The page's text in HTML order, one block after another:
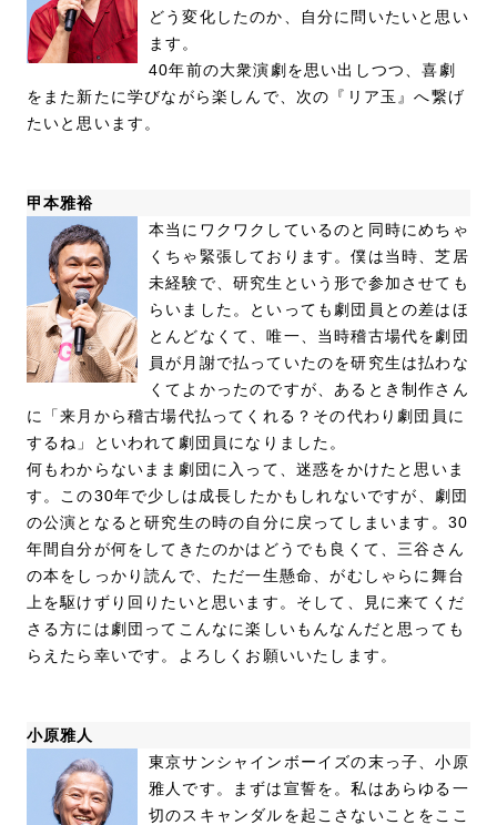
どう変化したのか、自分に問いたいと思い
ます。
40年前の大衆演劇を思い出しつつ、喜劇
をまた新たに学びながら楽しんで、次の『リア玉』へ繋げ
たいと思います。
甲本雅裕
本当にワクワクしているのと同時にめちゃ
くちゃ緊張しております。僕は当時、芝居
未経験で、研究生という形で参加させても
らいました。といっても劇団員との差はほ
とんどなくて、唯一、当時稽古場代を劇団
員が月謝で払っていたのを研究生は払わな
くてよかったのですが、あるとき制作さん
に「来月から稽古場代払ってくれる？その代わり劇団員に
するね」といわれて劇団員になりました。
何もわからないまま劇団に入って、迷惑をかけたと思いま
す。この30年で少しは成長したかもしれないですが、劇団
の公演となると研究生の時の自分に戻ってしまいます。30
年間自分が何をしてきたのかはどうでも良くて、三谷さん
の本をしっかり読んで、ただ一生懸命、がむしゃらに舞台
上を駆けずり回りたいと思います。そして、見に来てくだ
さる方には劇団ってこんなに楽しいもんなんだと思っても
らえたら幸いです。よろしくお願いいたします。
小原雅人
東京サンシャインボーイズの末っ子、小原
雅人です。まずは宣誓を。私はあらゆる一
切のスキャンダルを起こさないことをここ